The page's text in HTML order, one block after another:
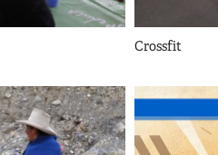
Crossfit